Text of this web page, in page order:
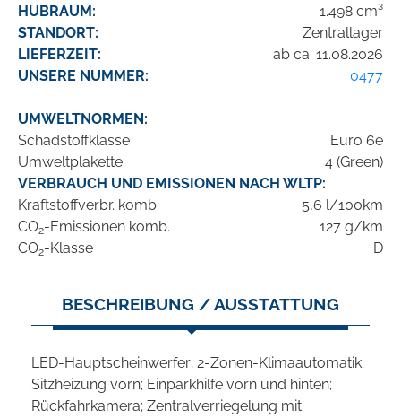
HUBRAUM:
1.498 cm³
STANDORT:
Zentrallager
LIEFERZEIT:
ab ca. 11.08.2026
UNSERE NUMMER:
0477
UMWELTNORMEN:
Schadstoffklasse
Euro 6e
Umweltplakette
4 (Green)
VERBRAUCH UND EMISSIONEN NACH WLTP:
Kraftstoffverbr. komb.
5,6 l/100km
CO2-Emissionen komb.
127 g/km
CO2-Klasse D
BESCHREIBUNG / AUSSTATTUNG
LED-Hauptscheinwerfer; 2-Zonen-Klimaautomatik;
Sitzheizung vorn; Einparkhilfe vorn und hinten;
Rückfahrkamera; Zentralverriegelung mit